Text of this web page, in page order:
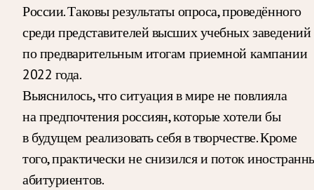
России. Таковы результаты опроса, проведённого
среди представителей высших учебных заведений
по предварительным итогам приемной кампании
2022 года.
Выяснилось, что ситуация в мире не повлияла
на предпочтения россиян, которые хотели бы
в будущем реализовать себя в творчестве. Кроме
того, практически не снизился и поток
абитуриентов.